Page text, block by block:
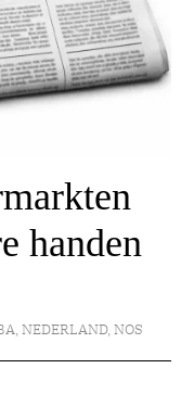
handen
, NEDERLAND, NOS